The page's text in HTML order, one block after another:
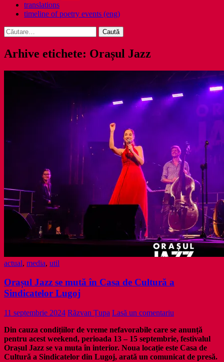
translations
timeline of poetry events (eng)
Caută
după:
Arhive etichete: Orașul Jazz
actual, media, util
Orașul Jazz se mută în Casa de Cultură a
Sindicatelor Lugoj
11 septembrie 2024 Răzvan Țupa Lasă un comentariu
Din cauza condițiilor de vreme nefavorabile care se anunță
pentru acest weekend, perioada 13 – 15 septembrie, festivalul
Orașul Jazz se va muta în interior. Noua locație este Casa de
Cultură a Sindicatelor din Lugoj, arată un comunicat de presă.